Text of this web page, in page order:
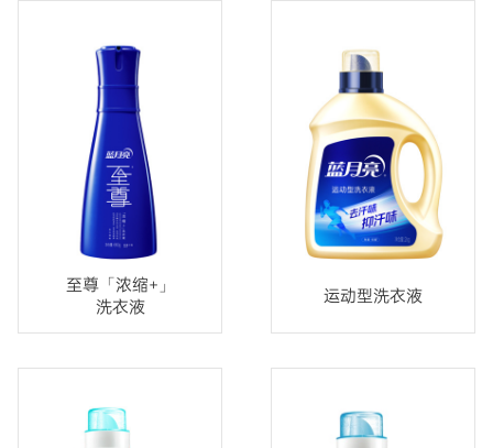
至尊「浓缩+」
洗衣液
运动型洗衣液